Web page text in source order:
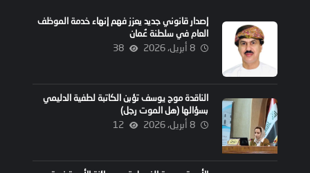
إصدار قانوني جديد يعزز فهم إنهاء خدمة الموظف
العام في سلطنة عُمان
8 أبريل، 2026 38
الناقدة موج يوسف تؤبن الكاتبة لطفية الدليمي
بسؤالها (هل الموت رجل)
8 أبريل، 2026 12